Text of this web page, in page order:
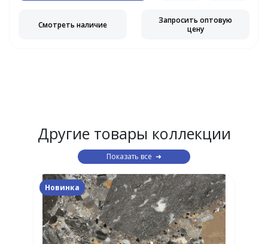
Смотреть наличие
Запросить оптовую
цену
Другие товары коллекции
Показать все
Новинка